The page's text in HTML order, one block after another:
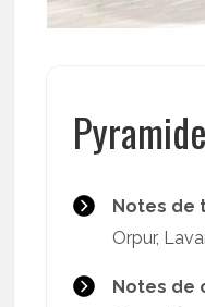
Notes de
Orpur,
Notes de